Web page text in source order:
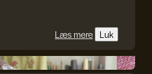
Læs mere Luk